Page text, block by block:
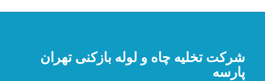
شرکت تخلیه چاه و لوله بازکنی تهران
پارسه